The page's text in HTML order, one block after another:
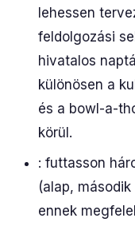
lehessen
feldolgozási
hivatalos
különösen a
és a bowl-a-
körül.
: futtasson
(alap,
ennek